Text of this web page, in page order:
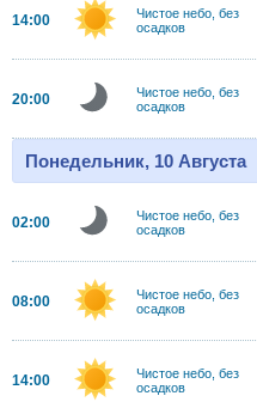
14:00
Чистое небо, без
осадков
20:00
Чистое небо, без
осадков
Понедельник, 10 Августа
02:00
Чистое небо, без
осадков
08:00
Чистое небо, без
осадков
14:00
Чистое небо, без
осадков